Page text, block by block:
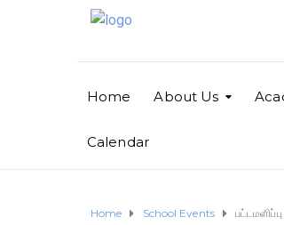
Home About Us
Calendar
Home School Events